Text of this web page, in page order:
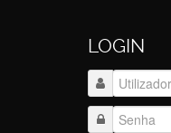
LOGIN